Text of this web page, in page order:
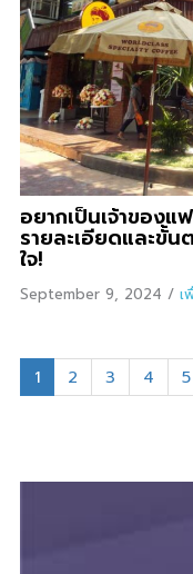
อยากเป็นเจ้าของแ
รายละเอียดและขั้
ใจ!
September 9, 2024 / เ
1 2 3 4 5